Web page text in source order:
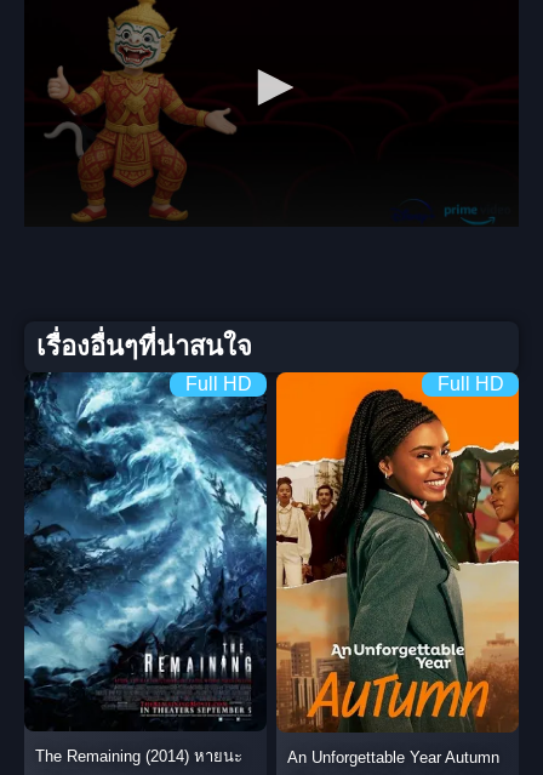
เรื่องอื่นๆที่น่าสนใจ
Full HD
The Remaining (2014) หายนะ
Full HD
An Unforgettable Year Autumn